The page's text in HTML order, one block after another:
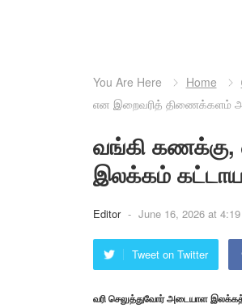
You Are Here Home
என இறைவரித் திணைக்களம்
வங்கி கணக்கு,
இலக்கம்
Editor - June 16, 2026 at 4:19
Tweet on Twitter
வரி செலுத்துவோர் அடையாள